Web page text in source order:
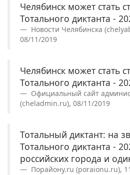
Челябинск может стать
Тотального диктанта -
Новости Челябинска
08/11/2019
Челябинск может стать
Тотального диктанта -
Официальный сайт
(cheladmin.ru), 08/11/2019
Тотальный диктант: на
Тотального диктанта -
российских города и
Порайону.ru (poraionu.ru),